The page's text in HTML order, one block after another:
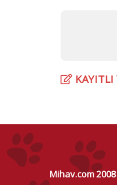
KAYITLI
Mihav.com 2008